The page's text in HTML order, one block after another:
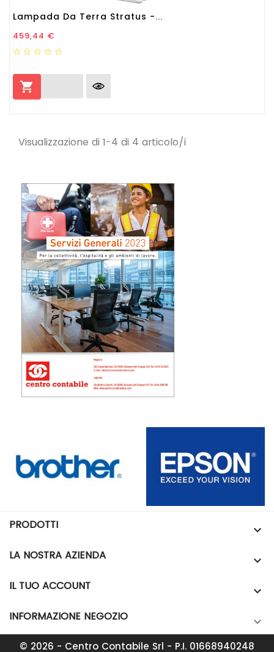
Lampada Da Terra Stratus -...
Prezzo
459,44 €

Visualizzazione di 1-4 di 4 articolo/i
PRODOTTI 
LA NOSTRA AZIENDA 
IL TUO ACCOUNT 
INFORMAZIONE NEGOZIO 
© 2026 - Centro Contabile Srl - P.I. 01668940248